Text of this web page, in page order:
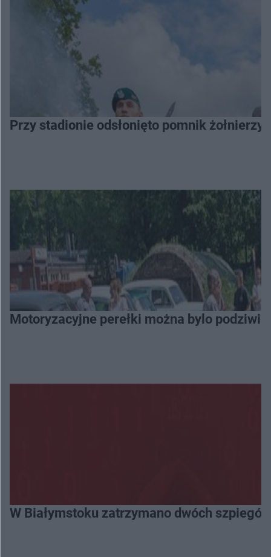
Przy stadionie odsłonięto pomnik żołnierzy
Motoryzacyjne perełki można bylo
W Białymstoku zatrzymano dwóch